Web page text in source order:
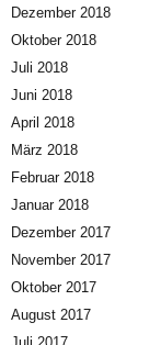
Dezember 2018
Oktober 2018
Juli 2018
Juni 2018
April 2018
März 2018
Februar 2018
Januar 2018
Dezember 2017
November 2017
Oktober 2017
August 2017